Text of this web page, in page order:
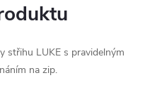
střihu LUKE s pravidelným
na zip.